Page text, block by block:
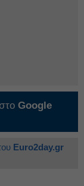
Google
Euro2day.gr